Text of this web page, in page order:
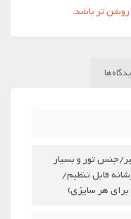
تر باشد.
جنس تور و بسیار
قابل تنظیم/
هر سایزی)